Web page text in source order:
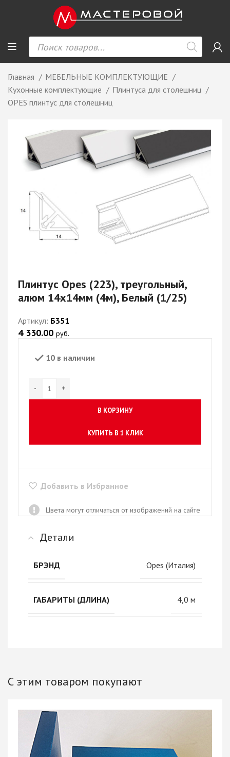
Главная
МЕБЕЛЬНЫЕ КОМПЛЕКТУЮЩИЕ
Кухонные комплектующие
Плинтуса для столешниц
OPES плинтус для столешниц
Плинтус Opes (223), треугольный,
алюм 14х14мм (4м), Белый (1/25)
Артикул: Б351
4 330.00 руб.
10 в наличии
В КОРЗИНУ
КУПИТЬ В 1 КЛИК
Добавить в Избранное
Цвета могут отличаться от изображений на сайте
Детали
БРЭНД Opes (Италия)
ГАБАРИТЫ (ДЛИНА) 4,0 м
С этим товаром покупают